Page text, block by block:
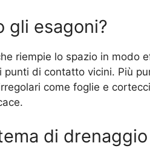
gli esagoni?
riempie lo spazio in modo
di contatto vicini. Più
come foglie e
di